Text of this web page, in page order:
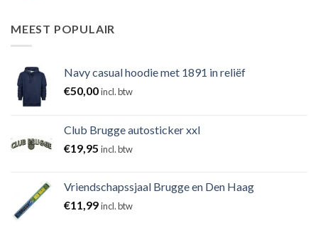
MEEST POPULAIR
Navy casual hoodie met 1891 in reliëf
€50,00incl. btw
Club Brugge autosticker xxl
€19,95 incl. btw
Vriendschapssjaal Brugge en Den Haag
€11,99incl. btw